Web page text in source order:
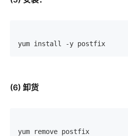
yum install -y postfix
(6) 卸货
yum remove postfix